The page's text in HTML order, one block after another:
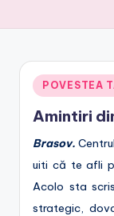
a
f
e
r
o
Posted
POVESTEA
Amintiri
Brasov.
uiti că te afli
Acolo sta
strategic,